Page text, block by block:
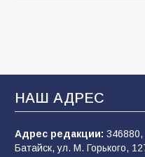
В Батайске
104 04.08.2026
НАШ АДРЕС
Адрес редакции: 346880,
Батайск, ул. М. Горького,